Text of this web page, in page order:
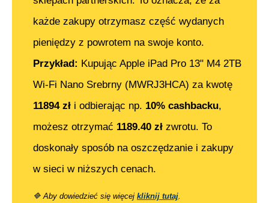
każde zakupy otrzymasz część wydanych
pieniędzy z powrotem na swoje konto.
Przykład: Kupując Apple iPad Pro 13" M4 2TB
Wi-Fi Nano Srebrny (MWRJ3HCA) za kwotę
11894zł i odbierając np. 10% cashbacku,
możesz otrzymać 1189.40 zł zwrotu. To
doskonały sposób na oszczędzanie i zakupy
w sieci w niższych cenach.
🔷 Aby dowiedzieć się więcej kliknij tutaj